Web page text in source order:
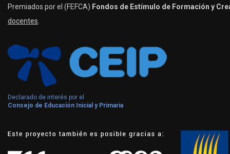
Premiados por el (FEFCA) Fondos de Estímulo de Formación y
docentes
Declarado de interés por el
Consejo de Educación Inicial y Primaria